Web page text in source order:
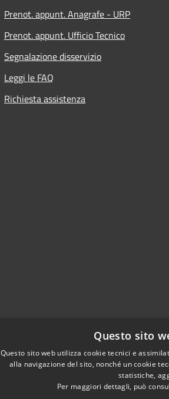
Prenot. appunt. Anagrafe - URP
Prenot. appunt. Ufficio Tecnico
Segnalazione disservizio
Leggi le FAQ
Richiesta assistenza
Questo sito
Questo sito web utilizza cookie tecnici e
alla navigazione del sito, nonché un cookie
statistiche,
Per maggiori dettagli, può